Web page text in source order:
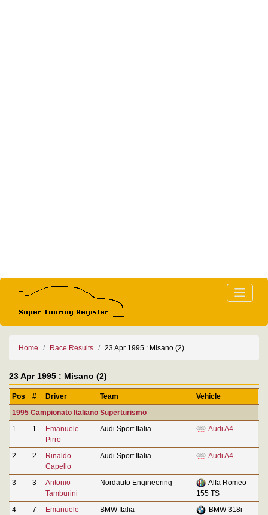
Home Race Results 23 Apr 1995 : Misano (2)
23 Apr 1995 : Misano (2)
Pos # Driver Team
Vehicle
1995 Campionato Italiano Superturismo
1
1
Emanuele
Pirro
Audi Sport Italia Audi A4
2 2
Rinaldo
Capello
Audi Sport Italia Audi A4
3 3
Antonio
Tamburini
Nordauto Engineering
Alfa Romeo
155 TS
4
7
Emanuele
BMW Italia BMW 318i